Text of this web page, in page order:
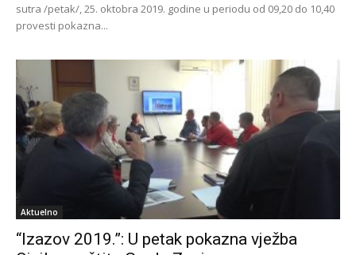
sutra /petak/, 25. oktobra 2019. godine u periodu od 09,20 do 10,40
provesti pokazna...
Aktuelno
“Izazov 2019.”: U petak pokazna vježba